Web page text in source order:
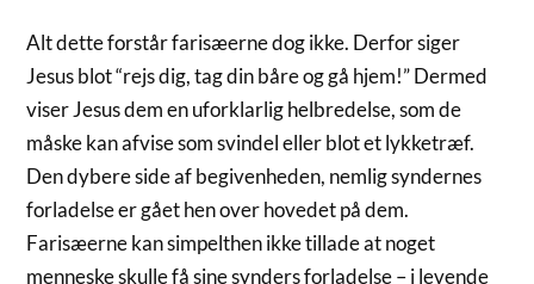
Alt dette forstår farisæerne dog ikke. Derfor siger
Jesus blot “rejs dig, tag din båre og gå hjem!” Dermed
viser Jesus dem en uforklarlig helbredelse, som de
måske kan afvise som svindel eller blot et lykketræf.
Den dybere side af begivenheden, nemlig syndernes
forladelse er gået hen over hovedet på dem.
Farisæerne kan simpelthen ikke tillade at noget
menneske skulle få sine synders forladelse – i levende